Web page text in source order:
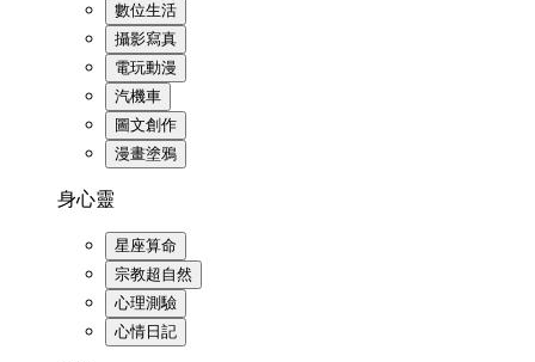
數位生活
攝影寫真
電玩動漫
汽機車
圖文創作
漫畫塗鴉
身心靈
星座算命
宗教超自然
心理測驗
心情日記